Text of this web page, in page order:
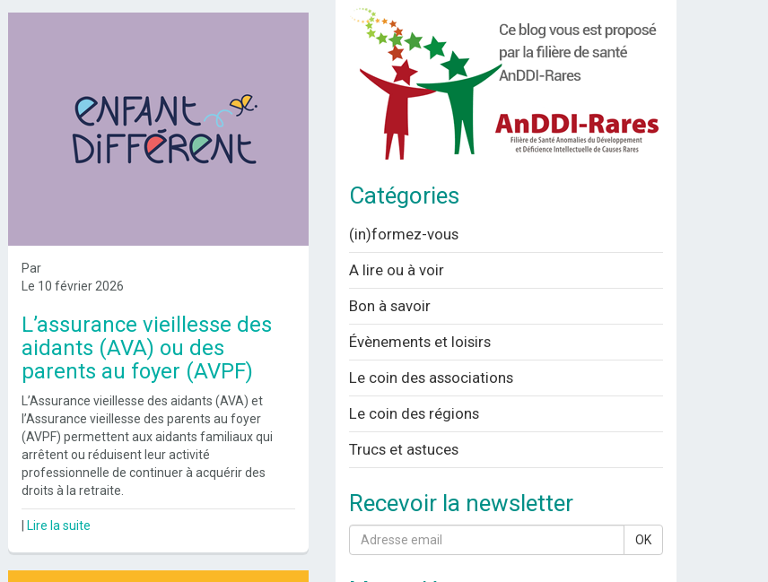
Par
Le 10 février 2026
L’assurance vieillesse des
aidants (AVA) ou des
parents au foyer (AVPF)
L’Assurance vieillesse des aidants (AVA) et
l’Assurance vieillesse des parents au foyer
(AVPF) permettent aux aidants familiaux qui
arrêtent ou réduisent leur activité
professionnelle de continuer à acquérir des
droits à la retraite.
Lire la suite
Catégories
(in)formez-vous
A lire ou à voir
Bon à savoir
Évènements et loisirs
Le coin des associations
Le coin des régions
Trucs et astuces
Recevoir la newsletter
OK